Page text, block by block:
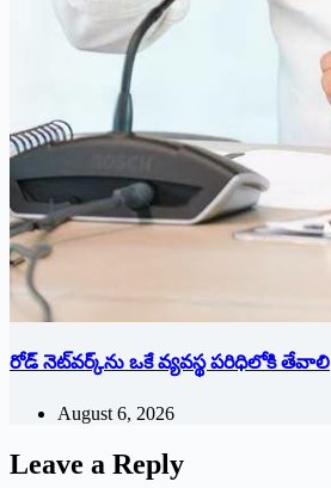
రోడ్ నెట్‌వర్క్‌ను ఒకే వ్య‌వ‌స్థ ప‌రిధిలోకి తేవాలి
August 6, 2026
Leave a Reply